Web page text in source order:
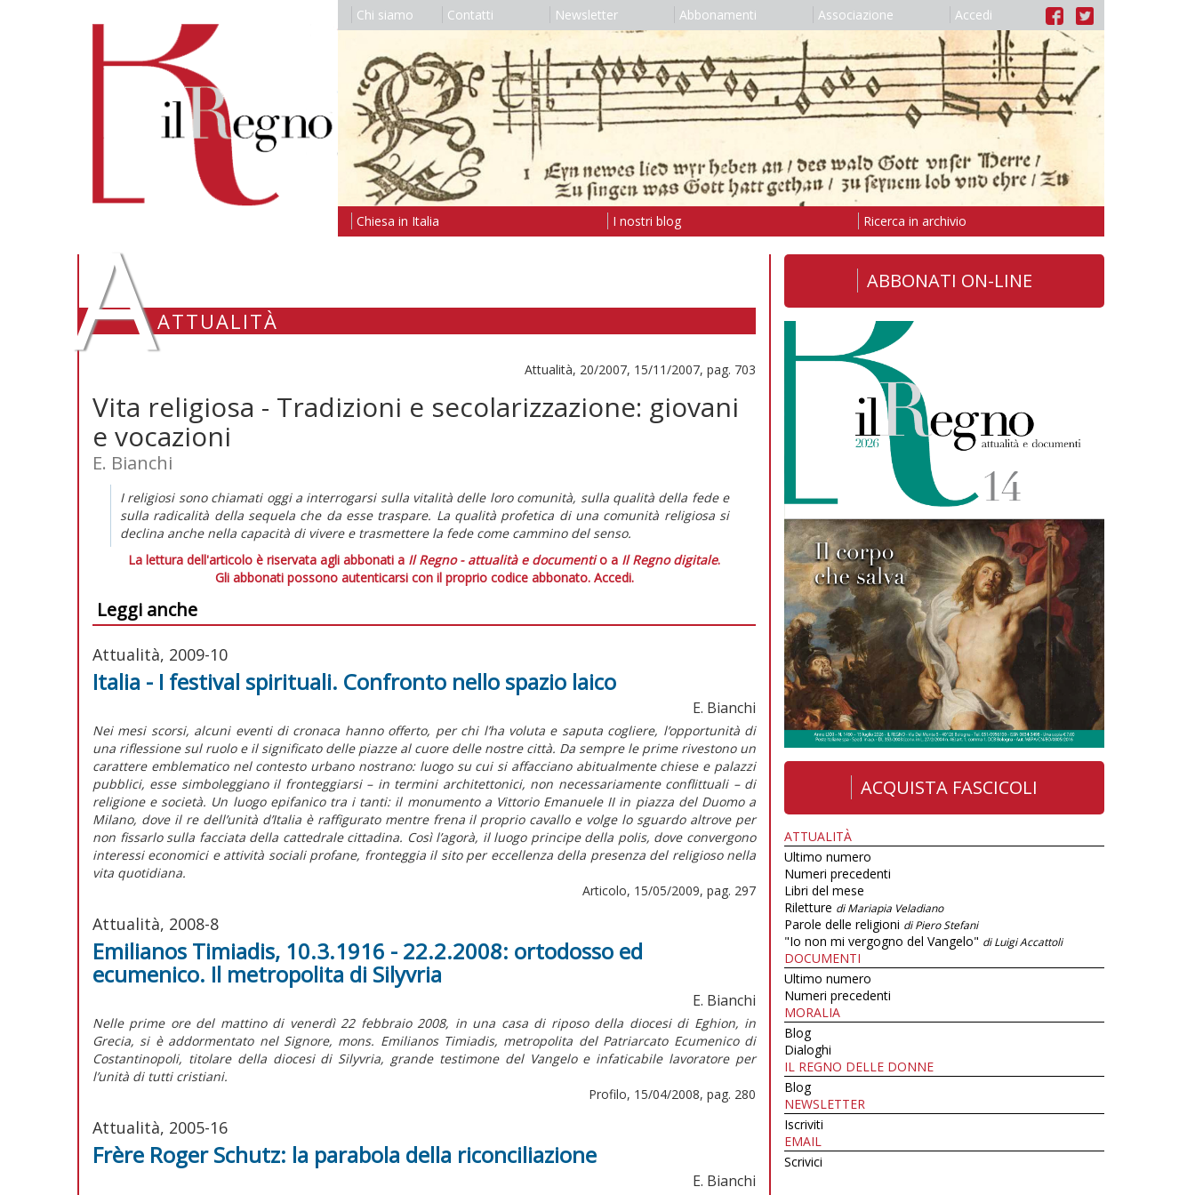
Chi siamo Contatti Newsletter Abbonamenti Associazione Accedi
Chiesa in Italia I nostri blog Ricerca in archivio
AATTUALITÀ
Attualità, 20/2007, 15/11/2007, pag. 703
Vita religiosa - Tradizioni e secolarizzazione: giovani
e vocazioni
E. Bianchi
I religiosi sono chiamati oggi a interrogarsi sulla vitalità delle loro comunità, sulla qualità della fede e
sulla radicalità della sequela che da esse traspare. La qualità profetica di una comunità religiosa si
declina anche nella capacità di vivere e trasmettere la fede come cammino del senso.
La lettura dell'articolo è riservata agli abbonati a Il Regno - attualità e documentio a Il Regno digitale.
Gli abbonati possono autenticarsi con il proprio codice abbonato. Accedi.
Leggi anche
Attualità, 2009-10
Italia - I festival spirituali. Confronto nello spazio laico
E. Bianchi
Nei mesi scorsi, alcuni eventi di cronaca hanno offerto, per chi l’ha voluta e saputa cogliere, l’opportunità di
una riflessione sul ruolo e il significato delle piazze al cuore delle nostre città. Da sempre le prime rivestono un
carattere emblematico nel contesto urbano nostrano: luogo su cui si affacciano abitualmente chiese e palazzi
pubblici, esse simboleggiano il fronteggiarsi – in termini architettonici, non necessariamente conflittuali – di
religione e società. Un luogo epifanico tra i tanti: il monumento a Vittorio Emanuele II in piazza del Duomo a
Milano, dove il re dell’unità d’Italia è raffigurato mentre frena il proprio cavallo e volge lo sguardo altrove per
non fissarlo sulla facciata della cattedrale cittadina. Così l’agorà, il luogo principe della polis, dove convergono
interessi economici e attività sociali profane, fronteggia il sito per eccellenza della presenza del religioso nella
vita quotidiana.
Articolo, 15/05/2009, pag. 297
Attualità, 2008-8
Emilianos Timiadis, 10.3.1916 - 22.2.2008: ortodosso ed
ecumenico. Il metropolita di Silyvria
E. Bianchi
Nelle prime ore del mattino di venerdì 22 febbraio 2008, in una casa di riposo della diocesi di Eghion, in
Grecia, si è addormentato nel Signore, mons. Emilianos Timiadis, metropolita del Patriarcato Ecumenico di
Costantinopoli, titolare della diocesi di Silyvria, grande testimone del Vangelo e infaticabile lavoratore per
l’unità di tutti cristiani.
Profilo, 15/04/2008, pag. 280
Attualità, 2005-16
Frère Roger Schutz: la parabola della riconciliazione
E. Bianchi
ABBONATI ON-LINE
ACQUISTA FASCICOLI
ATTUALITÀ
Ultimo numero
Numeri precedenti
Libri del mese
Riletture di Mariapia Veladiano
Parole delle religioni di Piero Stefani
"Io non mi vergogno del Vangelo" di Luigi Accattoli
DOCUMENTI
Ultimo numero
Numeri precedenti
MORALIA
Blog
Dialoghi
IL REGNO DELLE DONNE
Blog
NEWSLETTER
Iscriviti
EMAIL
Scrivici